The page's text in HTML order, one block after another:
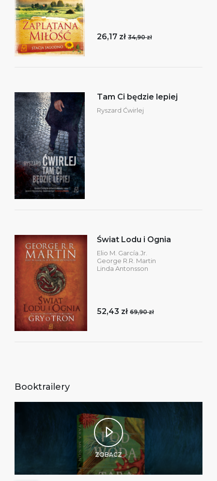
26,17 zł 34,90 zł
Tam Ci będzie lepiej
Ryszard Ćwirlej
Świat Lodu i Ognia
Elio M. García.Jr.
George R.R. Martin
Linda Antonsson
52,43 zł 69,90 zł
Booktrailery
ZOBACZ